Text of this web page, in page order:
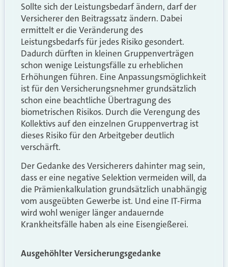
Sollte sich der Leistungsbedarf ändern, darf der
Versicherer den Beitragssatz ändern. Dabei
ermittelt er die Veränderung des
Leistungsbedarfs für jedes Risiko gesondert.
Dadurch dürften in kleinen Gruppenverträgen
schon wenige Leistungsfälle zu erheblichen
Erhöhungen führen. Eine Anpassungsmöglichkeit
ist für den Versicherungsnehmer grundsätzlich
schon eine beachtliche Übertragung des
biometrischen Risikos. Durch die Verengung des
Kollektivs auf den einzelnen Gruppenvertrag ist
dieses Risiko für den Arbeitgeber deutlich
verschärft.
Der Gedanke des Versicherers dahinter mag sein,
dass er eine negative Selektion vermeiden will, da
die Prämienkalkulation grundsätzlich unabhängig
vom ausgeübten Gewerbe ist. Und eine IT-Firma
wird wohl weniger länger andauernde
Krankheitsfälle haben als eine Eisengießerei.
Ausgehöhlter Versicherungsgedanke